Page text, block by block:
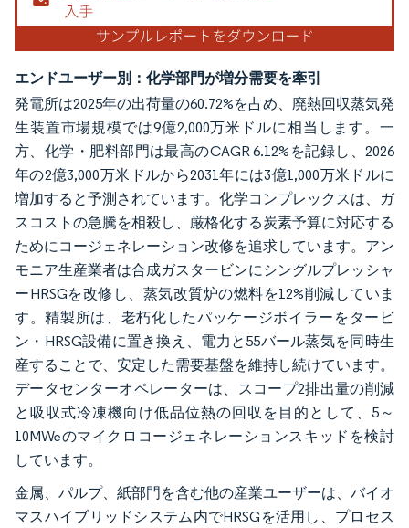
エンドユーザー別：化学部門が増分需要を牽引
発電所は2025年の出荷量の60.72%を占め、廃熱回収蒸気発
生装置市場規模では9億2,000万米ドルに相当します。一
方、化学・肥料部門は最高のCAGR 6.12%を記録し、2026
年の2億3,000万米ドルから2031年には3億1,000万米ドルに
増加すると予測されています。化学コンプレックスは、ガ
スコストの急騰を相殺し、厳格化する炭素予算に対応する
ためにコージェネレーション改修を追求しています。アン
モニア生産業者は合成ガスタービンにシングルプレッシャ
ーHRSGを改修し、蒸気改質炉の燃料を12%削減していま
す。精製所は、老朽化したパッケージボイラーをタービ
ン・HRSG設備に置き換え、電力と55バール蒸気を同時生
産することで、安定した需要基盤を維持し続けています。
データセンターオペレーターは、スコープ2排出量の削減
と吸収式冷凍機向け低品位熱の回収を目的として、5～
10MWeのマイクロコージェネレーションスキッドを検討
しています。
金属、パルプ、紙部門を含む他の産業ユーザーは、バイオ
マスハイブリッドシステム内でHRSGを活用し、プロセス